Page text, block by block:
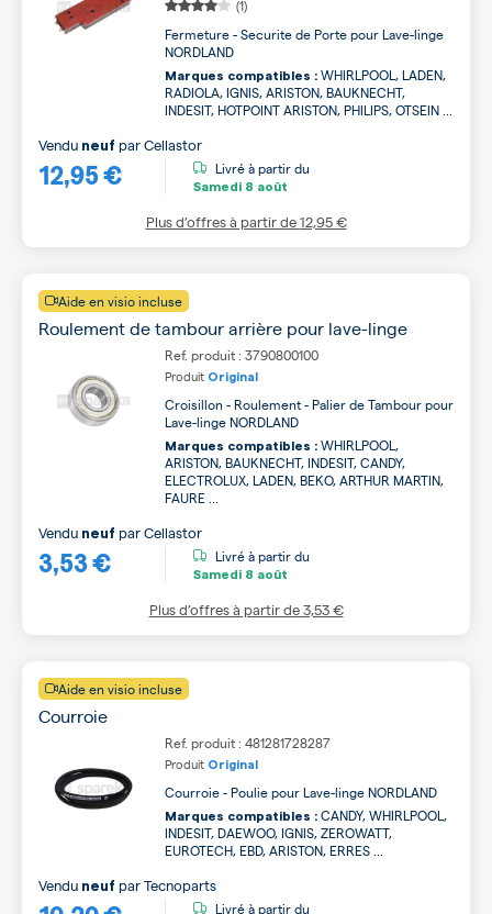
(1)
Fermeture - Securite de Porte pour Lave-linge
NORDLAND
Marques compatibles : WHIRLPOOL, LADEN,
RADIOLA, IGNIS, ARISTON, BAUKNECHT,
INDESIT, HOTPOINT ARISTON, PHILIPS, OTSEIN ...
12,95 €
Vendu neuf parCellastor
Livré à partir du
Samedi 8 août
Plus d’offres à partir de12,95 €
Aide en visio incluse
Roulement de tambour arrière pour lave-linge
Ref. produit : 3790800100
Produit Original
Croisillon - Roulement - Palier de Tambour pour
Lave-linge NORDLAND
Marques compatibles : WHIRLPOOL,
ARISTON, BAUKNECHT, INDESIT, CANDY,
ELECTROLUX, LADEN, BEKO, ARTHUR MARTIN,
FAURE ...
3,53 €
Vendu neuf parCellastor
Livré à partir du
Samedi 8 août
Plus d’offres à partir de3,53 €
Aide en visio incluse
Courroie
Ref. produit : 481281728287
Produit Original
Courroie - Poulie pour Lave-linge NORDLAND
Marques compatibles : CANDY, WHIRLPOOL,
INDESIT, DAEWOO, IGNIS, ZEROWATT,
EUROTECH, EBD, ARISTON, ERRES ...
Vendu neuf parTecnoparts
Livré à partir du